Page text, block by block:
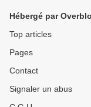
Hébergé par
Top articles
Pages
Contact
Signaler un abus